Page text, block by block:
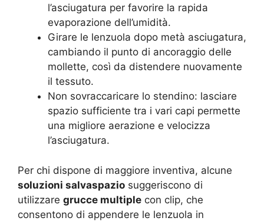
l’asciugatura per favorire la rapida
evaporazione dell’umidità.
Girare le lenzuola dopo metà asciugatura,
cambiando il punto di ancoraggio delle
mollette, così da distendere nuovamente
il tessuto.
Non sovraccaricare lo stendino: lasciare
spazio sufficiente tra i vari capi permette
una migliore aerazione e velocizza
l’asciugatura.
Per chi dispone di maggiore inventiva, alcune
soluzioni salvaspazio suggeriscono di
utilizzare grucce multiple con clip, che
consentono di appendere le lenzuola in